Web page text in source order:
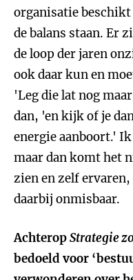
organisatie
de balans staan. Er
de loop der jaren
ook daar kun en
'Leg die lat nog
dan, 'en kijk of je
energie aanboort.'
maar dan komt het
zien en zelf ervaren,
daarbij onmisbaar.
AchteropStrategie
bedoeld voor